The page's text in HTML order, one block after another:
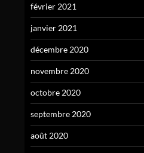
février 2021
janvier 2021
décembre 2020
novembre 2020
octobre 2020
septembre 2020
août 2020